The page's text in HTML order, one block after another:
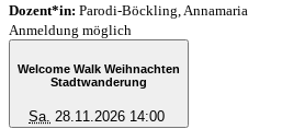
Dozent*in: Parodi-Böckling, Annamaria
Anmeldung möglich
Welcome Walk Weihnachten
Stadtwanderung
Sa. 28.11.2026 14:00